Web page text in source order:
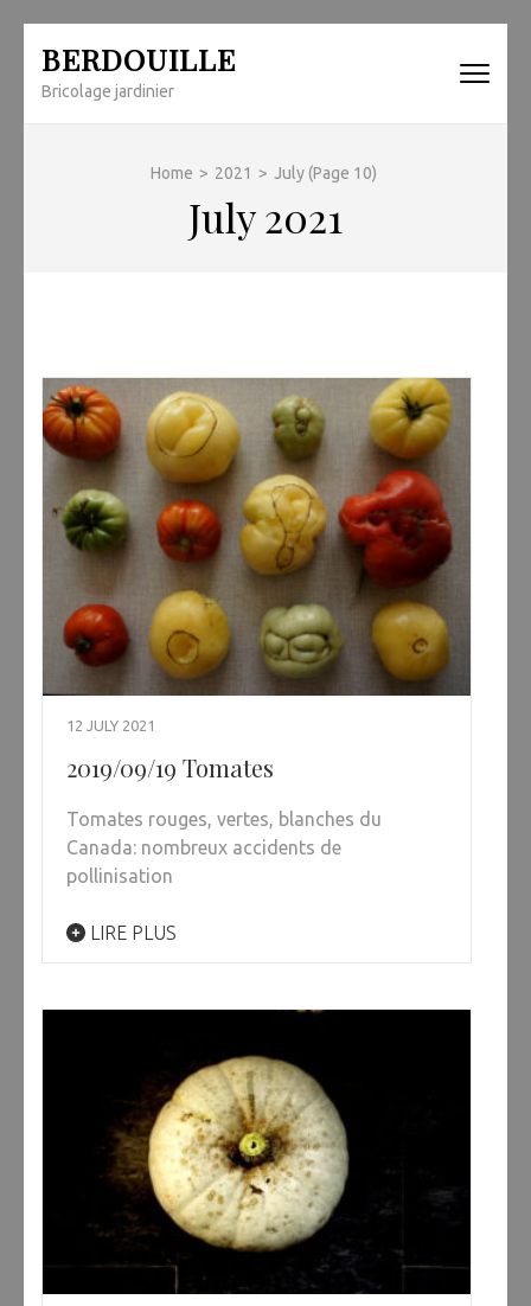
content
BERDOUILLE
Bricolage jardinier
Home > 2021 > July(Page 10)
July 2021
12 JULY 2021
2019/09/19 Tomates
Tomates rouges, vertes, blanches du
Canada: nombreux accidents de
pollinisation
LIRE PLUS